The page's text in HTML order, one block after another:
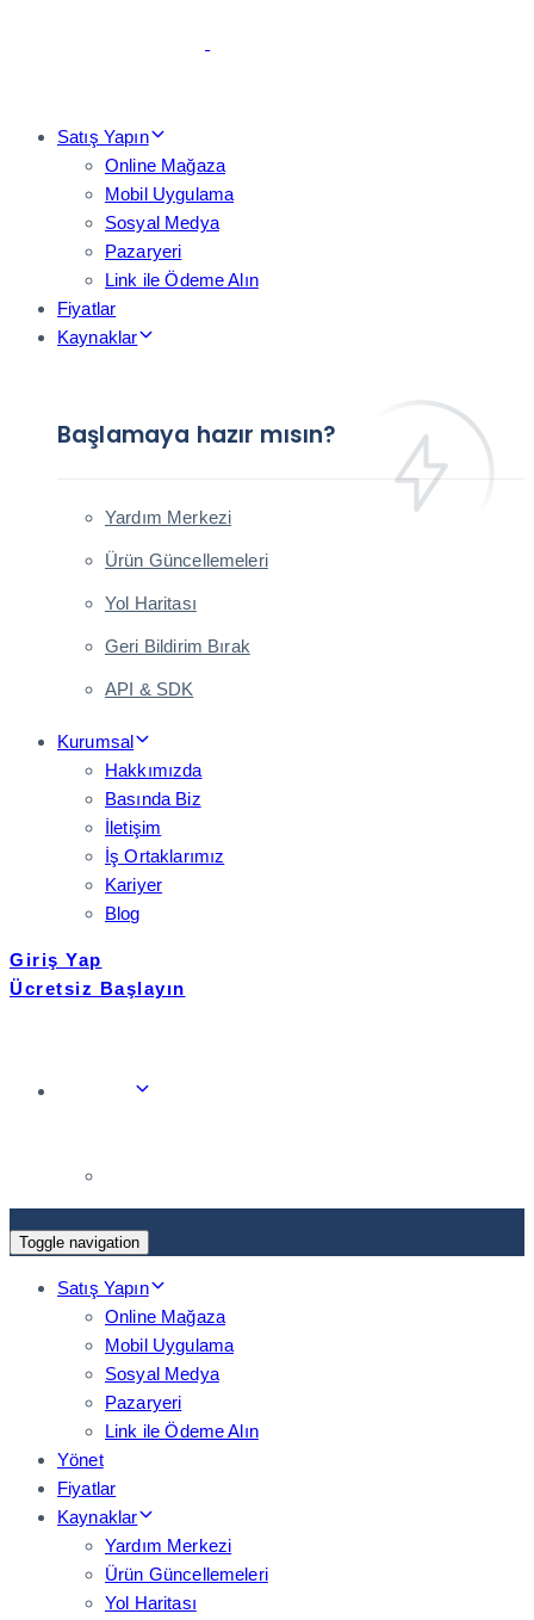
Skip
Satış Yapın
Online Mağaza
Mobil Uygulama
Sosyal Medya
Pazaryeri
Link ile Ödeme Alın
Fiyatlar
Kaynaklar
Başlamaya hazır mısın?
Yardım Merkezi
Ürün Güncellemeleri
Yol Haritası
Geri Bildirim Bırak
API & SDK
Kurumsal
Hakkımızda
Basında Biz
İletişim
İş Ortaklarımız
Kariyer
Blog
Giriş Yap
Ücretsiz Başlayın
Toggle navigation
Satış Yapın
Online Mağaza
Mobil Uygulama
Sosyal Medya
Pazaryeri
Link ile Ödeme Alın
Yönet
Fiyatlar
Kaynaklar
Yardım Merkezi
Ürün Güncellemeleri
Yol Haritası